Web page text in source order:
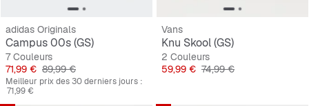
adidas Originals
Campus 00s (GS)
7 Couleurs
Prix
71,99 € Prix original
89,99 €
Meilleur prix des 30 derniers jours :
71,99 €
Vans
Knu Skool (GS)
2 Couleurs
Prix
59,99 € Prix original
74,99 €